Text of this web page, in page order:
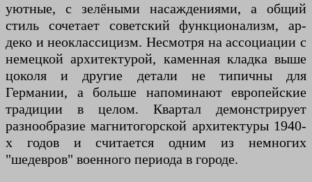
уютные, с зелёными насаждениями, а общий
стиль сочетает советский функционализм, ар-
деко и неоклассицизм. Несмотря на ассоциации с
немецкой архитектурой, каменная кладка выше
цоколя и другие детали не типичны для
Германии, а больше напоминают европейские
традиции в целом. Квартал демонстрирует
разнообразие магнитогорской архитектуры 1940-
х годов и считается одним из немногих
"шедевров" военного периода в городе.